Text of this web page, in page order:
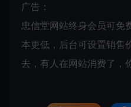
广告：
忠信堂网站终身会员可免
本更低，后台可设置销售
去，有人在网站消费了，